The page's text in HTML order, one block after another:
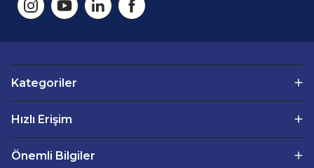
Sirkencübin: Sirkencübin
içecektir. Elma sirkesi, vücuttaki asidik dengenin
inflamatuar ve bağışıklık artırıcı özelliklere sahiptir. Bu
içecek, bağışıklık sistemini desteklerken, sindirim sürecini
de kolaylaştırır. Sirkencübinin içeriğindeki probiyotikler,
sindirim sistemindeki faydalı bakterileri artırarak bağırsak
florasının dengesini sağlar.
Kombucha:
edilmesiyle elde edilen probiyotik bir içecektir.
Kombucha
yaratarak, bağırsaklardaki sağlıklı bakterilerin
Kategoriler
Hızlı Erişim
Önemli Bilgiler